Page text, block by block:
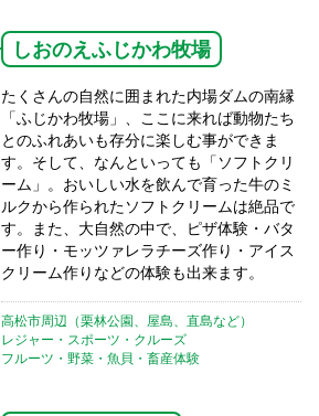
しおのえふじかわ牧場
たくさんの自然に囲まれた内場ダムの南縁
「ふじかわ牧場」、ここに来れば動物たち
とのふれあいも存分に楽しむ事ができま
す。そして、なんといっても「ソフトクリ
ーム」。おいしい水を飲んで育った牛のミ
ルクから作られたソフトクリームは絶品で
す。また、大自然の中で、ピザ体験・バタ
ー作り・モッツァレラチーズ作り・アイス
クリーム作りなどの体験も出来ます。
高松市周辺（栗林公園、屋島、直島など）
レジャー・スポーツ・クルーズ
フルーツ・野菜・魚貝・畜産体験